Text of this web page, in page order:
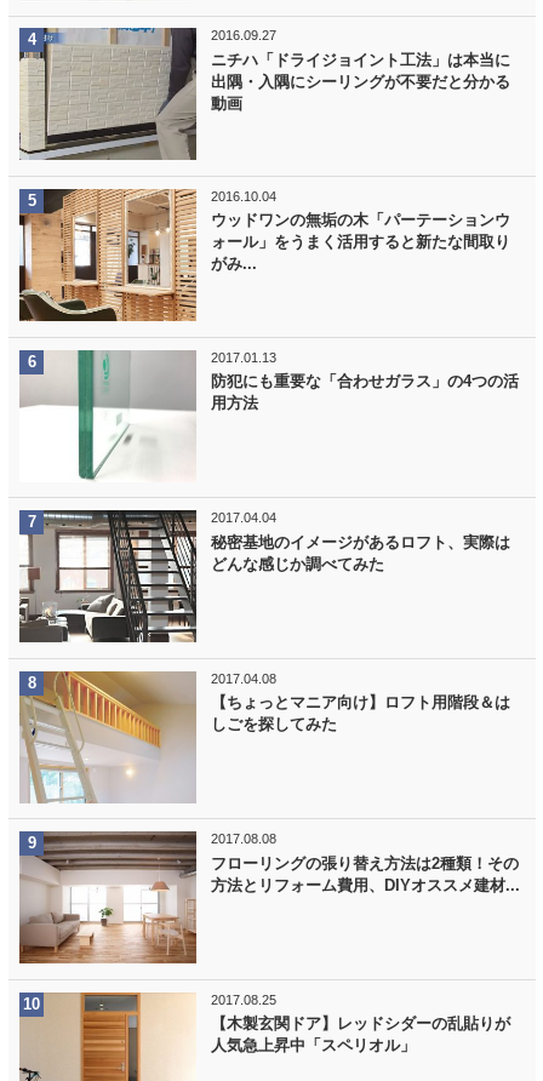
2016.09.27
ニチハ「ドライジョイント工法」は本当に
出隅・入隅にシーリングが不要だと分かる
動画
2016.10.04
ウッドワンの無垢の木「パーテーションウ
ォール」をうまく活用すると新たな間取り
がみ...
2017.01.13
防犯にも重要な「合わせガラス」の4つの活
用方法
2017.04.04
秘密基地のイメージがあるロフト、実際は
どんな感じか調べてみた
2017.04.08
【ちょっとマニア向け】ロフト用階段＆は
しごを探してみた
2017.08.08
フローリングの張り替え方法は2種類！その
方法とリフォーム費用、DIYオススメ建材...
2017.08.25
【木製玄関ドア】レッドシダーの乱貼りが
人気急上昇中「スペリオル」